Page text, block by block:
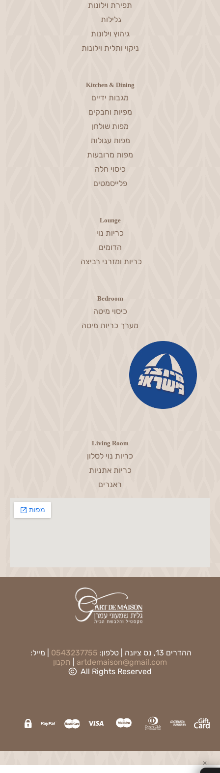
תפירת וילונות
גלילות
גיהוץ וילונות
ניקוי ותלית וילונות
Kitchen & Dining
מגבות ידיים
מפיות וחבקים
מפות שולחן
מפות עגולות
מפות מרובעות
כיסוי חלה
פלייסמטים
Lounge
כריות נוי
הדומים
כריות ומזרני רביצה
Bedroom
כיסוי מיטה
מערך כריות מיטה
Living Room
כריות נוי לסלון
כריות אתניות
ראנרים
ההדרים 13, נס ציונה | טלפון: 0543237755 | מייל:
artdemaison@gmail.com
תקנון
All Rights Reserved
✕